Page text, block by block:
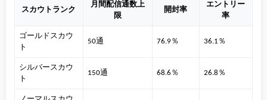
スカウトランク
月間配信通数上
限
開封率
エントリー
率
ゴールドスカウ
ト
50通 76.9％ 36.1％
シルバースカウ
ト
150通 68.6％ 26.8％